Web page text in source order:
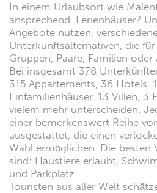
In einem Urlaubsort wie
ansprechend. Ferienhäuser?
Angebote nutzen,
Unterkunftsalternativen, die
Gruppen, Paare, Familien oder
Bei insgesamt 378
315 Appartements, 36 Hotels,
Einfamilienhäuser, 13 Villen, 3
vielem mehr unterscheiden.
einer bemerkenswert Reihe
ausgestattet, die einen
Wahl ermöglichen. Die besten
sind: Haustiere erlaubt,
und Parkplatz.
Touristen aus aller Welt